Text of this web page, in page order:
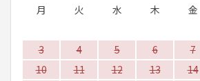
月
火 水 木 金
3
4 5 6 7
10
11 12 13 14